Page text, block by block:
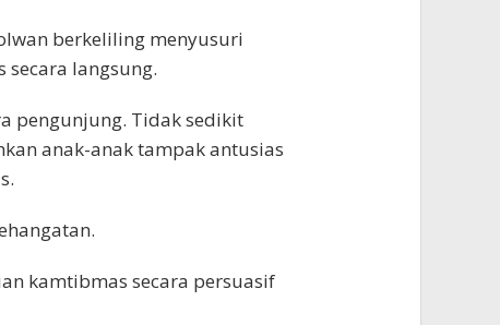
berkeliling menyusuri
langsung.
pengunjung. Tidak sedikit
anak-anak tampak antusias
kamtibmas secara persuasif